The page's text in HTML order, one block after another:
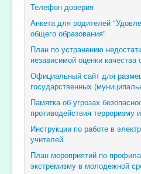
Телефон доверия
Анкета для родителей
общего образования"
План по устранению
независимой оценки качества
Официальный сайт для
государственных
Памятка об угрозах
противодействия терроризму
Инструкции по работе в
учителей
План мероприятий по
экстремизму в молодежной